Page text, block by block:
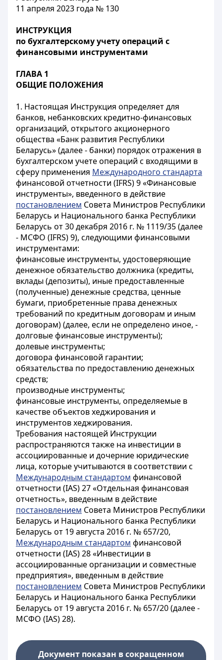
11 апреля 2023 года № 130
ИНСТРУКЦИЯ
по бухгалтерскому учету операций с
финансовыми инструментами
ГЛАВА 1
ОБЩИЕ ПОЛОЖЕНИЯ
1. Настоящая Инструкция определяет для
банков, небанковских кредитно-финансовых
организаций, открытого акционерного
общества «Банк развития Республики
Беларусь» (далее - банки) порядок отражения в
бухгалтерском учете операций с входящими в
сферу применения Международного стандарта
финансовой отчетности (IFRS) 9 «Финансовые
инструменты», введенного в действие
постановлением Совета Министров Республики
Беларусь и Национального банка Республики
Беларусь от 30 декабря 2016 г. № 1119/35 (далее
- МСФО (IFRS) 9), следующими финансовыми
инструментами:
финансовые инструменты, удостоверяющие
денежное обязательство должника (кредиты,
вклады (депозиты), иные предоставленные
(полученные) денежные средства, ценные
бумаги, приобретенные права денежных
требований по кредитным договорам и иным
договорам) (далее, если не определено иное, -
долговые финансовые инструменты);
долевые инструменты;
договора финансовой гарантии;
обязательства по предоставлению денежных
средств;
производные инструменты;
финансовые инструменты, определяемые в
качестве объектов хеджирования и
инструментов хеджирования.
Требования настоящей Инструкции
распространяются также на инвестиции в
ассоциированные и дочерние юридические
лица, которые учитываются в соответствии с
Международным стандартом финансовой
отчетности (IAS) 27 «Отдельная финансовая
отчетность», введенным в действие
постановлением Совета Министров Республики
Беларусь и Национального банка Республики
Беларусь от 19 августа 2016 г. № 657/20,
Международным стандартом финансовой
отчетности (IAS) 28 «Инвестиции в
ассоциированные организации и совместные
предприятия», введенным в действие
постановлением Совета Министров Республики
Беларусь и Национального банка Республики
Беларусь от 19 августа 2016 г. № 657/20 (далее -
МСФО (IAS) 28).
Документ показан в сокращенном